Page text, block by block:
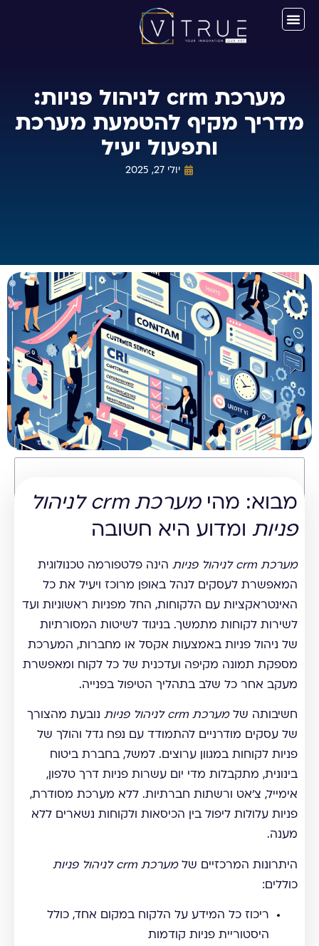
מערכת crm לניהול פניות:
מדריך מקיף להטמעת מערכת
ותפעול יעיל
יולי 27, 2025
מבוא: מהי
מערכת crm לניהול
פניות ומדוע היא חשובה
מערכת crm לניהול פניות
הינה פלטפורמה טכנולוגית
המאפשרת לעסקים לנהל באופן מרוכז ויעיל את כל
האינטראקציות עם הלקוחות, החל מפניות ראשוניות ועד
לשירות לקוחות מתמשך. בניגוד לשיטות המסורתיות
של ניהול פניות באמצעות אקסל או מחברות, המערכת
מספקת תמונה מקיפה ועדכנית של כל לקוח ומאפשרת
מעקב אחר כל שלב בתהליך הטיפול בפנייה.
חשיבותה שלמערכת crm לניהול פניות
נובעת מהצורך
של עסקים מודרניים להתמודד עם נפח גדל והולך של
פניות לקוחות במגוון ערוצים. למשל, בחברת ביטוח
בינונית, מתקבלות מדי יום עשרות פניות דרך טלפון,
אימייל, צ'אט ורשתות חברתיות. ללא מערכת מסודרת,
פניות עלולות ליפול בין הכיסאות ולקוחות נשארים ללא
מענה.
היתרונות המרכזיים שלמערכת crm לניהול פניות
כוללים:
ריכוז כל המידע על הלקוח במקום אחד, כולל
היסטוריית פניות קודמות